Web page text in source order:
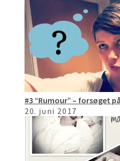
#3 “Rumour” – forsøget
20. juni 2017